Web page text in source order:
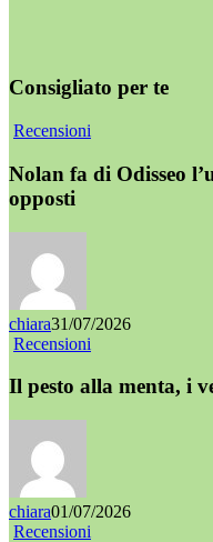
Consigliato per te
Recensioni
Nolan fa di Odisseo
opposti
chiara31/07/2026
Recensioni
Il pesto alla menta, i
chiara01/07/2026
Recensioni